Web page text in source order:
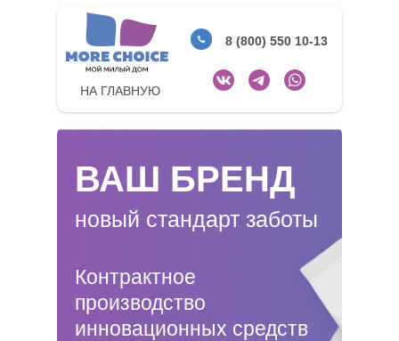
НА ГЛАВНУЮ
8 (800) 550 10-13
ВАШ БРЕНД
новый стандарт заботы
Контрактное
производство
инновационных средств